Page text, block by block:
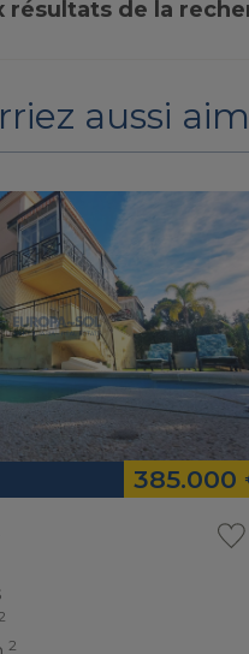
résultats de la
aussi
385.000
2
2